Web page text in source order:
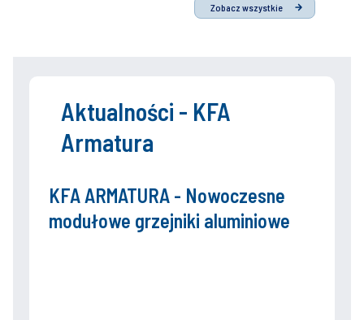
Zobacz wszystkie
Aktualności - KFA
Armatura
KFA ARMATURA - Nowoczesne
modułowe grzejniki aluminiowe